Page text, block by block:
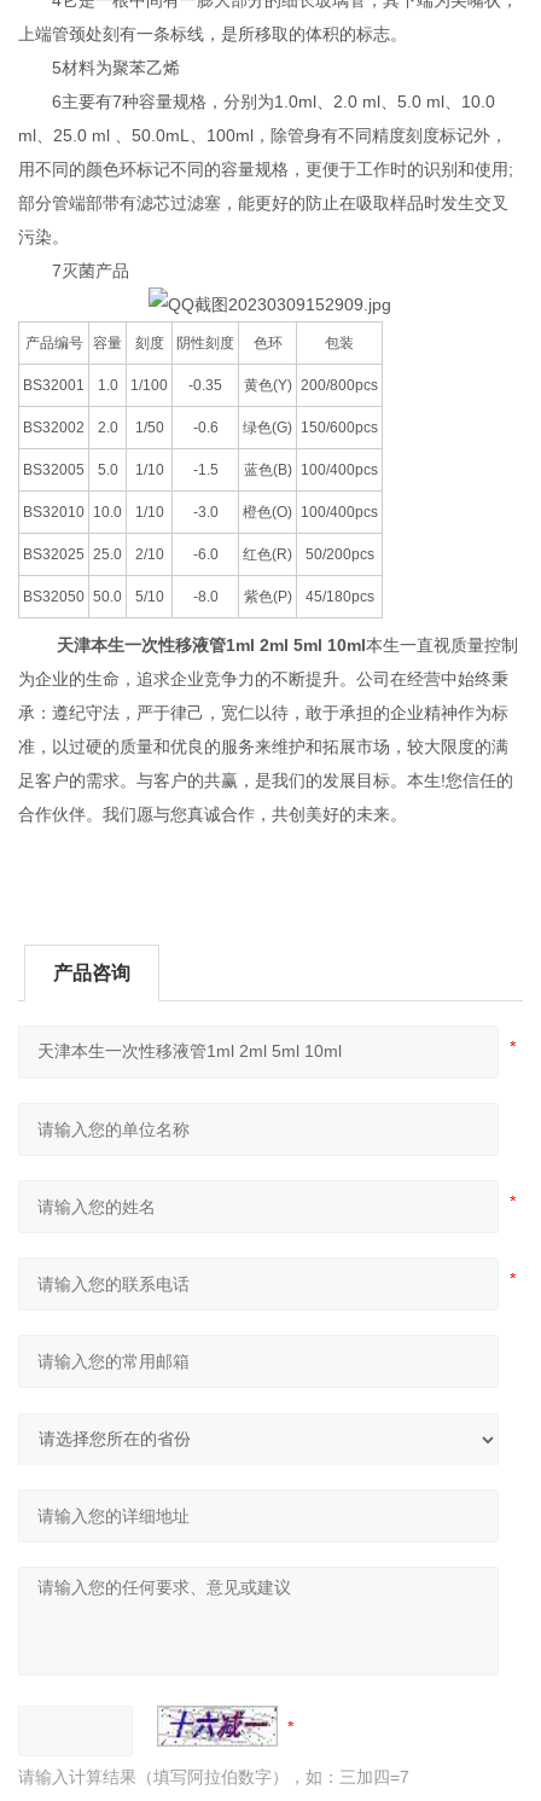
上端管颈处刻有一条标线，是所移取的体积的标志。
5材料为聚苯乙烯
6主要有7种容量规格，分别为1.0ml、2.0 ml、5.0 ml、10.0
ml、25.0 ml 、50.0mL、100ml，除管身有不同精度刻度标记外，
用不同的颜色环标记不同的容量规格，更便于工作时的识别和使用;
部分管端部带有滤芯过滤塞，能更好的防止在吸取样品时发生交叉
污染。
7灭菌产品
产品编号 容量 刻度 阴性刻度 色环 包装
BS32001 1.0 1/100 -0.35 黄色(Y) 200/800pcs
BS32002 2.0 1/50 -0.6 绿色(G) 150/600pcs
BS32005 5.0 1/10 -1.5 蓝色(B) 100/400pcs
BS32010 10.0 1/10 -3.0 橙色(O) 100/400pcs
BS32025 25.0 2/10 -6.0 红色(R) 50/200pcs
BS32050 50.0 5/10 -8.0 紫色(P) 45/180pcs
天津本生一次性移液管1ml 2ml 5ml 10ml本生一直视质量控制
为企业的生命，追求企业竞争力的不断提升。公司在经营中始终秉
承：遵纪守法，严于律己，宽仁以待，敢于承担的企业精神作为标
准，以过硬的质量和优良的服务来维护和拓展市场，较大限度的满
足客户的需求。与客户的共赢，是我们的发展目标。本生!您信任的
合作伙伴。我们愿与您真诚合作，共创美好的未来。
产品咨询
请输入计算结果（填写阿拉伯数字），如：三加四=7